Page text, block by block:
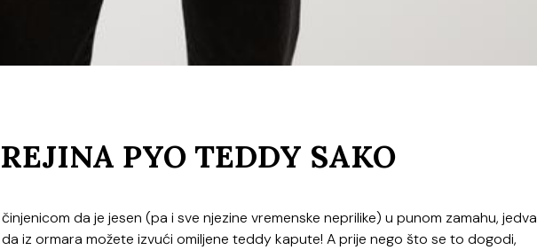
PYO TEDDY SAKO
da je jesen (pa i sve njezine vremenske neprilike) u punom zamahu, jedva
iz ormara možete izvući omiljene teddy kapute! A prije nego što se to dogodi,